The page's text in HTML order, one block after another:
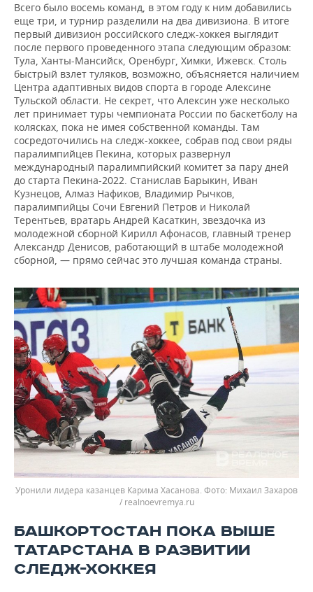
Всего было восемь команд, в этом году к ним добавились
еще три, и турнир разделили на два дивизиона. В итоге
первый дивизион российского следж-хоккея выглядит
после первого проведенного этапа следующим образом:
Тула, Ханты-Мансийск, Оренбург, Химки, Ижевск. Столь
быстрый взлет туляков, возможно, объясняется наличием
Центра адаптивных видов спорта в городе Алексине
Тульской области. Не секрет, что Алексин уже несколько
лет принимает туры чемпионата России по баскетболу на
колясках, пока не имея собственной команды. Там
сосредоточились на следж-хоккее, собрав под свои ряды
паралимпийцев Пекина, которых развернул
международный паралимпийский комитет за пару дней
до старта Пекина-2022. Станислав Барыкин, Иван
Кузнецов, Алмаз Нафиков, Владимир Рычков,
паралимпийцы Сочи Евгений Петров и Николай
Терентьев, вратарь Андрей Касаткин, звездочка из
молодежной сборной Кирилл Афонасов, главный тренер
Александр Денисов, работающий в штабе молодежной
сборной, — прямо сейчас это лучшая команда страны.
Уронили лидера казанцев Карима Хасанова.
Михаил Захаров
/ realnoevremya.ru
БАШКОРТОСТАН ПОКА ВЫШЕ
ТАТАРСТАНА В РАЗВИТИИ
СЛЕДЖ-ХОККЕЯ